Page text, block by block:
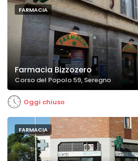
FARMACIA
Farmacia Bizzozero
Corso del Popolo 59, Seregno
Oggi chiuso
FARMACIA